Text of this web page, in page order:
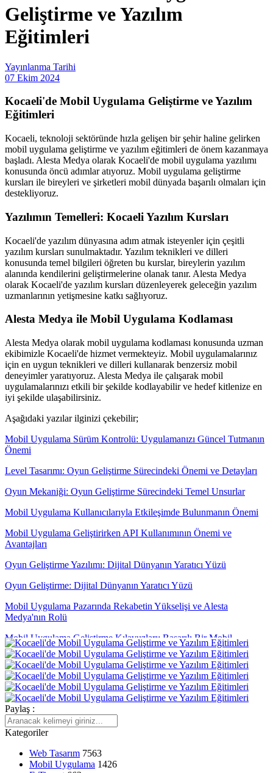
Geliştirme ve Yazılım
Eğitimleri
Yayınlanma Tarihi
07 Ekim 2024
Kocaeli'de Mobil Uygulama Geliştirme ve Yazılım
Eğitimleri
Kocaeli, teknoloji sektöründe hızla gelişen bir şehir haline gelirken
mobil uygulama geliştirme ve yazılım eğitimleri de önem kazanmaya
başladı. Alesta Medya olarak Kocaeli'de mobil uygulama yazılımı
konusunda öncü adımlar atıyoruz. Mobil uygulama geliştirme
kursları ile bireyleri ve şirketleri mobil dünyada başarılı olmaları için
destekliyoruz.
Yazılımın Temelleri: Kocaeli Yazılım Kursları
Kocaeli'de yazılım dünyasına adım atmak isteyenler için çeşitli
yazılım kursları sunulmaktadır. Yazılım teknikleri ve dilleri
konusunda temel bilgileri öğreten bu kurslar, bireylerin yazılım
alanında kendilerini geliştirmelerine olanak tanır. Alesta Medya
olarak Kocaeli'de yazılım kursları düzenleyerek geleceğin yazılım
uzmanlarının yetişmesine katkı sağlıyoruz.
Alesta Medya ile Mobil Uygulama Kodlaması
Alesta Medya olarak mobil uygulama kodlaması konusunda uzman
ekibimizle Kocaeli'de hizmet vermekteyiz. Mobil uygulamalarınız
için en uygun teknikleri ve dilleri kullanarak benzersiz mobil
deneyimler yaratıyoruz. Alesta Medya ile çalışarak mobil
uygulamalarınızı etkili bir şekilde kodlayabilir ve hedef kitlenize en
iyi şekilde ulaşabilirsiniz.
Aşağıdaki yazılar ilginizi çekebilir;
Mobil Uygulama Sürüm Kontrolü: Uygulamanızı Güncel Tutmanın
Önemi
Level Tasarımı: Oyun Geliştirme Sürecindeki Önemi ve Detayları
Oyun Mekaniği: Oyun Geliştirme Sürecindeki Temel Unsurlar
Mobil Uygulama Kullanıcılarıyla Etkileşimde Bulunmanın Önemi
Mobil Uygulama Geliştirirken API Kullanımının Önemi ve
Avantajları
Oyun Geliştirme Yazılımı: Dijital Dünyanın Yaratıcı Yüzü
Oyun Geliştirme: Dijital Dünyanın Yaratıcı Yüzü
Mobil Uygulama Pazarında Rekabetin Yükselişi ve Alesta
Medya'nın Rolü
Mobil Uygulama Geliştirme Kılavuzları: Başarılı Bir Mobil
Uygulama Nasıl Oluşturulur?
Çapraz Platform Uygulama Geliştirme: Mobil Dünyada Yükselen
Trend
Mobil Uygulama İçerik Stratejisi: Kullanıcı Odaklı Yaklaşımın
Önemi
Blender ile Oyun Geliştirme: Hem Uzmanlar Hem de Acemiler İçin
Bağımsız Oyun Geliştirme: Başarıya Giden Yol
Paylaş :
Kategoriler
Web Tasarım 7563
Mobil Uygulama 1426